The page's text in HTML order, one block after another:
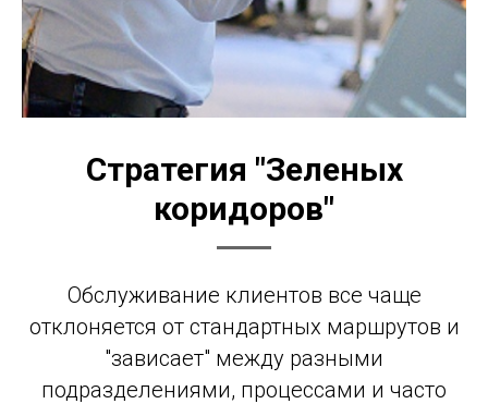
Стратегия "Зеленых
коридоров"
Обслуживание клиентов все чаще
отклоняется от стандартных маршрутов и
"зависает" между разными
подразделениями, процессами и часто